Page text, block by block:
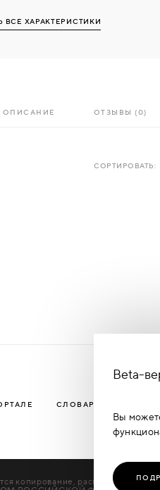
ВСЕ ХАРАКТЕРИСТИКИ
ОПИСАНИЕ ОТЗЫВЫ (0)
СОРТИРОВАТЬ:
СЛОВАРЬ ТЕРМИНОВ
копирование,
Beta-
Вы